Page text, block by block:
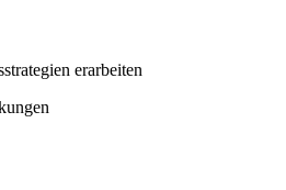
erarbeiten